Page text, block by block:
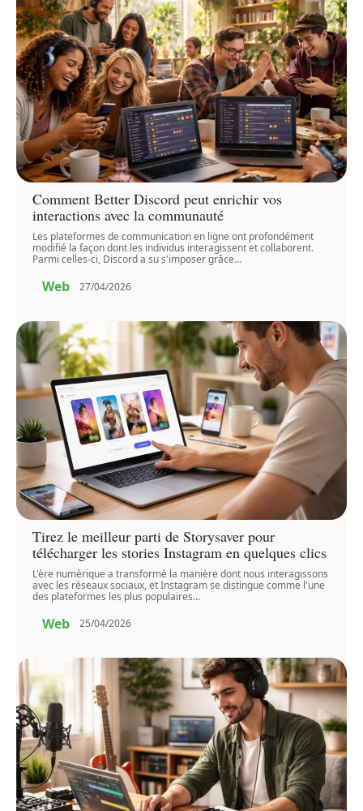
Comment Better Discord peut enrichir vos
interactions avec la communauté
Les plateformes de communication en ligne ont profondément
modifié la façon dont les individus interagissent et collaborent.
Parmi celles-ci, Discord a su s'imposer grâce…
Web 27/04/2026
Tirez le meilleur parti de Storysaver pour
télécharger les stories Instagram en quelques clics
L'ère numérique a transformé la manière dont nous interagissons
avec les réseaux sociaux, et Instagram se distingue comme l'une
des plateformes les plus populaires…
Web 25/04/2026